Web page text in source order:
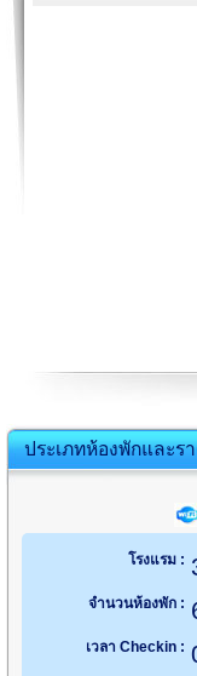
ประเภทห้องพักและร
โรงแรม :
จำนวนห้องพัก :
เวลา Checkin :